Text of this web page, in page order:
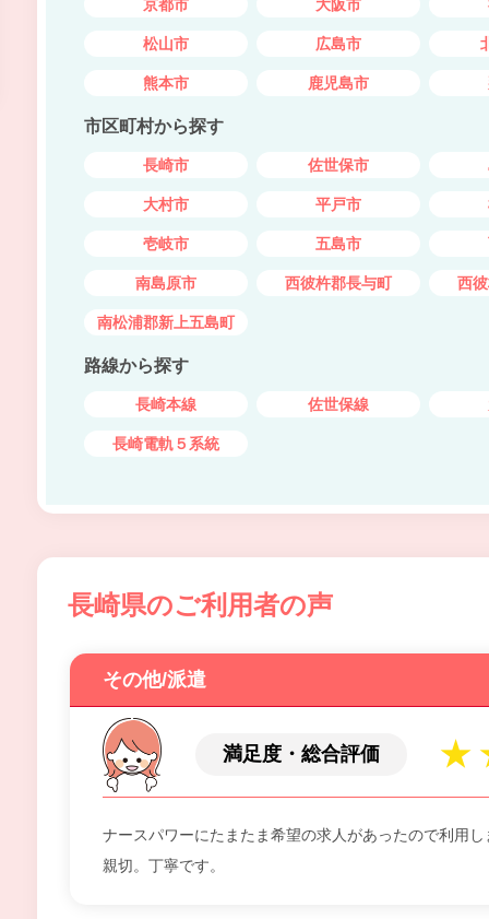
京都市 大阪市
松山市 広島市
熊本市 鹿児島市
市区町村から探す
長崎市 佐世保市
大村市 平戸市
壱岐市 五島市
南島原市 西彼杵郡長与町 西
南松浦郡新上五島町
路線から探す
長崎本線 佐世保線
長崎電軌５系統
長崎県のご利用者の声
その他/派遣
満足度・総合評価
ナースパワーにたまたま希望の求人があったので利用
親切。丁寧です。